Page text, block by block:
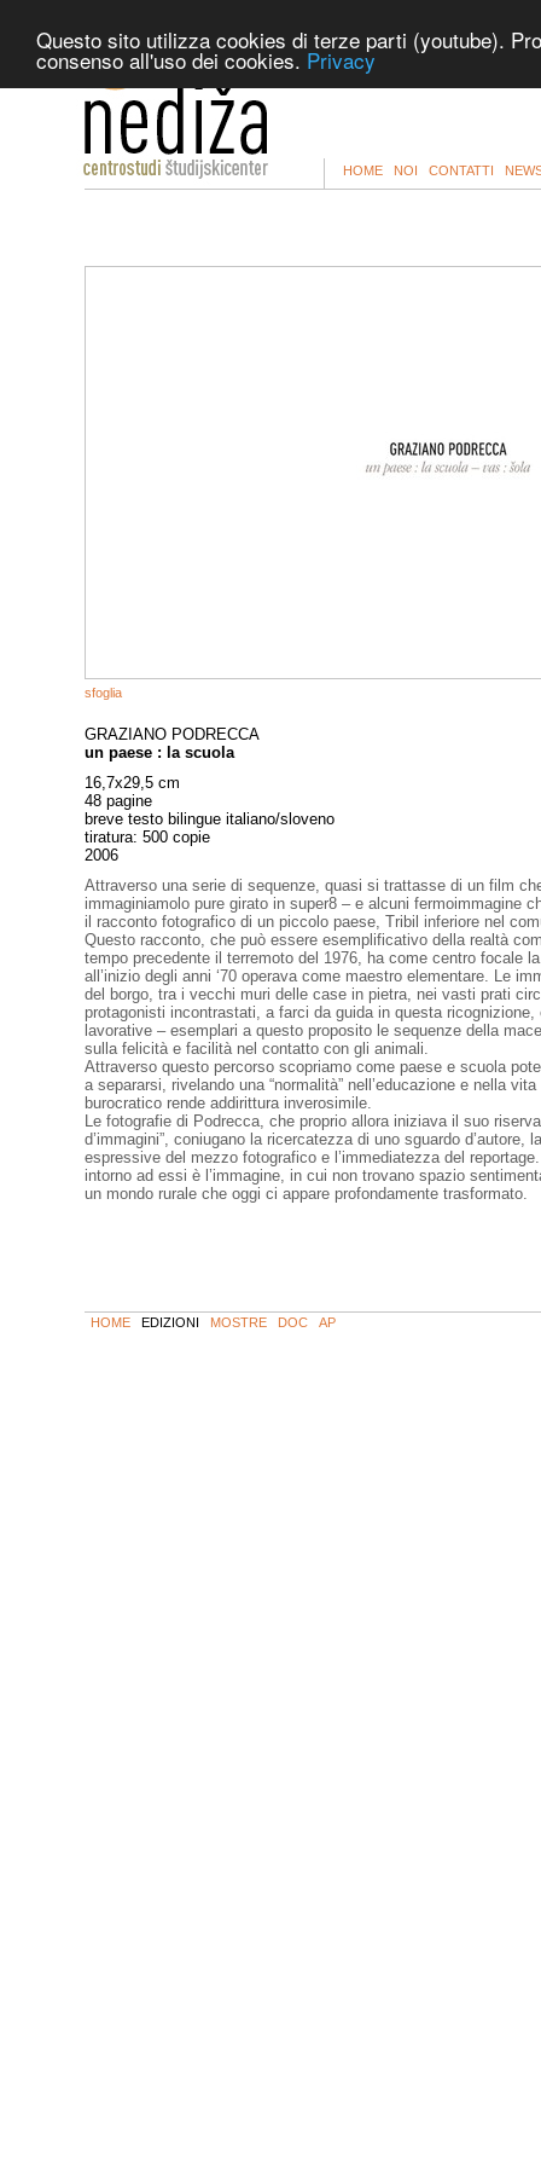
Questo sito utilizza cookies di terze parti (youtube).
consenso all'uso dei cookies. Privacy
sfoglia
GRAZIANO PODRECCA
un paese : la scuola
16,7x29,5 cm
48 pagine
breve testo bilingue italiano/sloveno
tiratura: 500 copie
2006
Attraverso una serie di sequenze, quasi si trattasse di un film
immaginiamolo pure girato in super8 – e alcuni fermoimmagine
il racconto fotografico di un piccolo paese, Tribil inferiore nel
Questo racconto, che può essere esemplificativo della realtà
tempo precedente il terremoto del 1976, ha come centro focale
all’inizio degli anni ‘70 operava come maestro elementare. Le
del borgo, tra i vecchi muri delle case in pietra, nei vasti prati
protagonisti incontrastati, a farci da guida in questa
lavorative – esemplari a questo proposito le sequenze della
sulla felicità e facilità nel contatto con gli animali.
Attraverso questo percorso scopriamo come paese e scuola
a separarsi, rivelando una “normalità” nell’educazione e nella
burocratico rende addirittura inverosimile.
Le fotografie di Podrecca, che proprio allora iniziava il suo
d’immagini”, coniugano la ricercatezza di uno sguardo d’autore,
espressive del mezzo fotografico e l’immediatezza del
intorno ad essi è l’immagine, in cui non trovano spazio
un mondo rurale che oggi ci appare profondamente trasformato.
HOME EDIZIONI MOSTRE DOC AP
HOME NOI CONTATTI